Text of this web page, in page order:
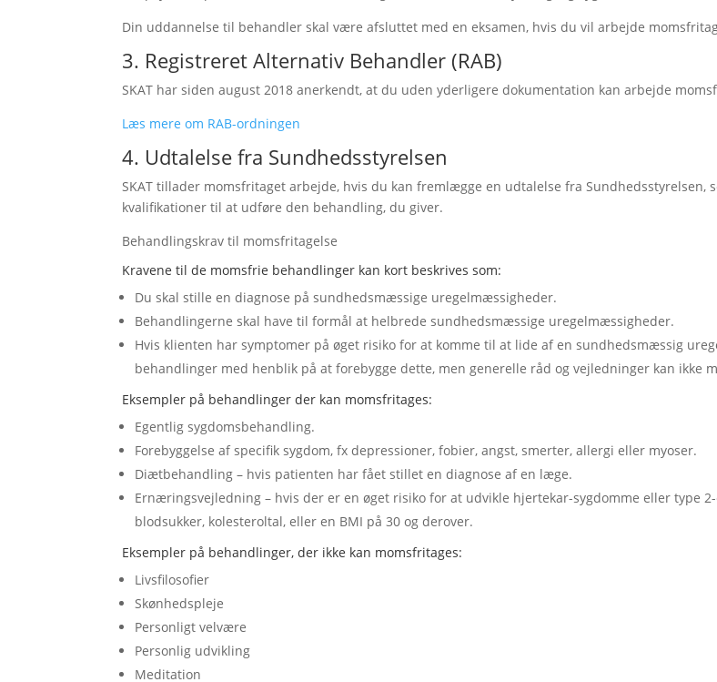
Din uddannelse til behandler skal være afsluttet med en eksamen, hvis du vil arbejde
3. Registreret Alternativ Behandler (RAB)
SKAT har siden august 2018 anerkendt, at du uden yderligere dokumentation kan arbejde
Læs mere om RAB-ordningen
4. Udtalelse fra Sundhedsstyrelsen
SKAT tillader momsfritaget arbejde, hvis du kan fremlægge en udtalelse fra
kvalifikationer til at udføre den behandling, du giver.
Behandlingskrav til momsfritagelse
Kravene til de momsfrie behandlinger kan kort beskrives som:
Du skal stille en diagnose på sundhedsmæssige uregelmæssigheder.
Behandlingerne skal have til formål at helbrede sundhedsmæssige uregelmæssigheder.
Hvis klienten har symptomer på øget risiko for at komme til at lide af en sundhedsmæssig
behandlinger med henblik på at forebygge dette, men generelle råd og vejledninger kan ikke
Eksempler på behandlinger der kan momsfritages:
Egentlig sygdomsbehandling.
Forebyggelse af specifik sygdom, fx depressioner, fobier, angst, smerter, allergi eller myoser.
Diætbehandling – hvis patienten har fået stillet en diagnose af en læge.
Ernæringsvejledning – hvis der er en øget risiko for at udvikle hjertekar-sygdomme eller type
blodsukker, kolesteroltal, eller en BMI på 30 og derover.
Eksempler på behandlinger, der ikke kan momsfritages:
Livsfilosofier
Skønhedspleje
Personligt velvære
Personlig udvikling
Meditation